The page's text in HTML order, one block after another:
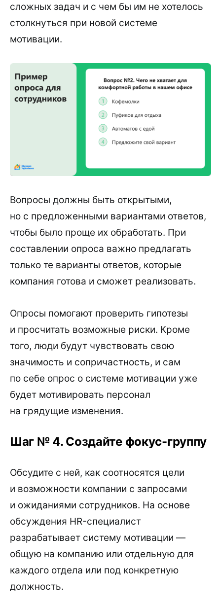
сложных задач и с чем бы им не хотелось
столкнуться при новой системе
мотивации.
Вопросы должны быть открытыми,
но с предложенными вариантами ответов,
чтобы было проще их обработать. При
составлении опроса важно предлагать
только те варианты ответов, которые
компания готова и сможет реализовать.
Опросы помогают проверить гипотезы
и просчитать возможные риски. Кроме
того, люди будут чувствовать свою
значимость и сопричастность, и сам
по себе опрос о системе мотивации уже
будет мотивировать персонал
на грядущие изменения.
Шаг № 4. Создайте фокус-группу
Обсудите с ней, как соотносятся цели
и возможности компании с запросами
и ожиданиями сотрудников. На основе
обсуждения HR-специалист
разрабатывает систему мотивации —
общую на компанию или отдельную для
каждого отдела или под конкретную
должность.